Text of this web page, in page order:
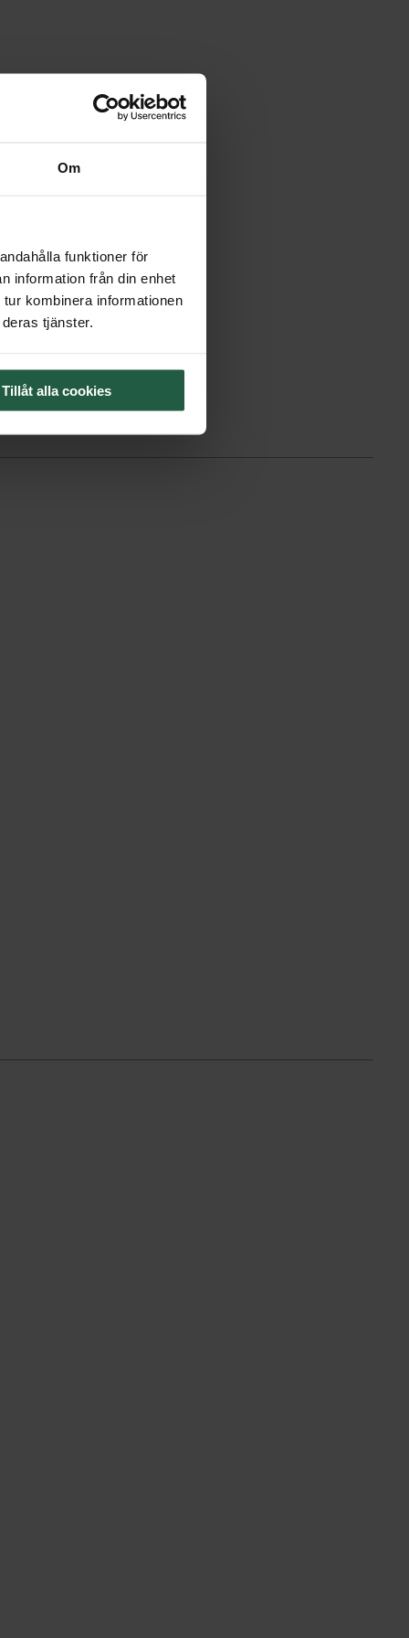
Om
funktioner för
information från din enhet
kombinera informationen
tjänster.
Tillåt alla cookies